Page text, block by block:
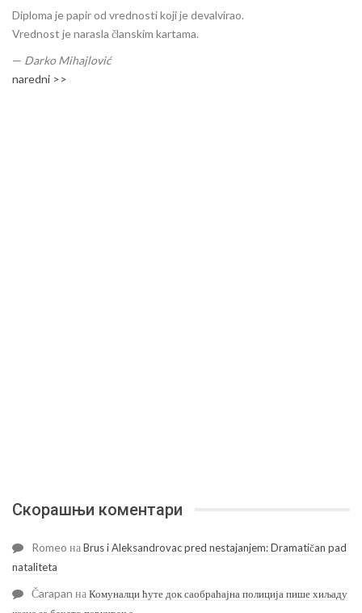
Diploma je papir od vrednosti koji je devalvirao.
Vrednost je narasla članskim kartama.
— Darko Mihajlović
naredni >>
Скорашњи коментари
Romeo наBrus i Aleksandrovac pred nestajanjem: Dramatičan pad
nataliteta
Čarapan наКомуналци ћуте док саобраћајна полиција пише хиљаду